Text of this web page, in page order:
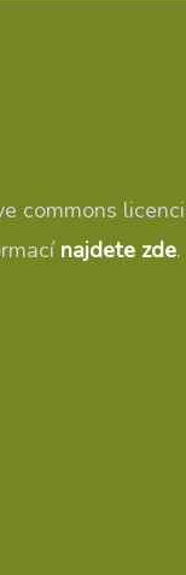
commons licenci
najdete zde.